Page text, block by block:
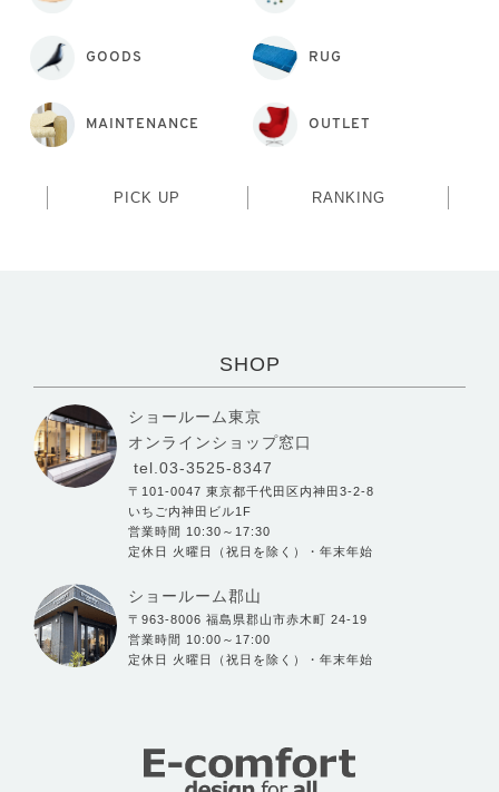
GOODS RUG
MAINTENANCE OUTLET
PICK UP RANKING
SHOP
ショールーム東京
オンラインショップ窓口
tel.03-3525-8347
〒101-0047 東京都千代田区内神田3-2-8
いちご内神田ビル1F
営業時間 10:30～17:30
定休日 火曜日（祝日を除く）・年末年始
ショールーム郡山
〒963-8006 福島県郡山市赤木町 24-19
営業時間 10:00～17:00
定休日 火曜日（祝日を除く）・年末年始